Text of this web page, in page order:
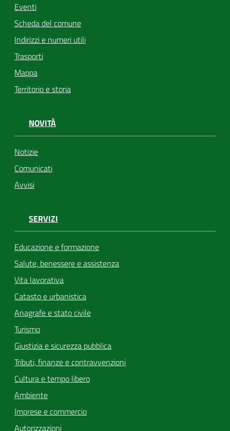
Eventi
Scheda del comune
Indirizzi e numeri utili
Trasporti
Mappa
Territorio e storia
NOVITÀ
Notizie
Comunicati
Avvisi
SERVIZI
Educazione e formazione
Salute, benessere e assistenza
Vita lavorativa
Catasto e urbanistica
Anagrafe e stato civile
Turismo
Giustizia e sicurezza pubblica
Tributi, finanze e contravvenzioni
Cultura e tempo libero
Ambiente
Imprese e commercio
Autorizzazioni